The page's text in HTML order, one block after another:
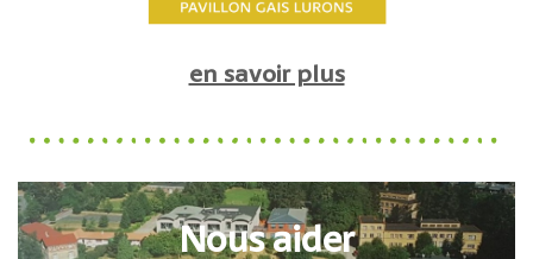
en savoir plus
Nous aider